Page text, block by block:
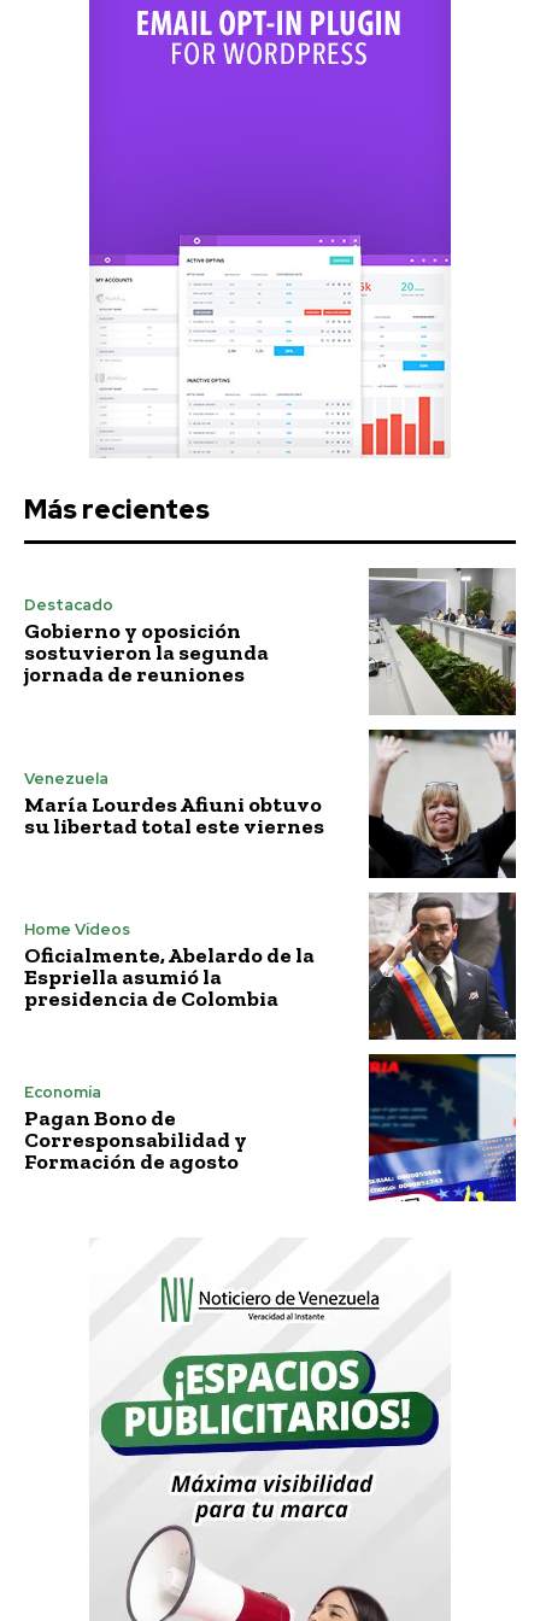
Más recientes
Destacado
Gobierno y oposición
sostuvieron la segunda
jornada de reuniones
Venezuela
María Lourdes Afiuni obtuvo
su libertad total este viernes
Home Vídeos
Oficialmente, Abelardo de la
Espriella asumió la
presidencia de Colombia
Economía
Pagan Bono de
Corresponsabilidad y
Formación de agosto